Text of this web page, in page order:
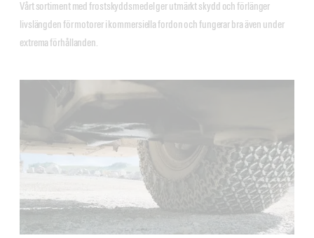
Vårt sortiment med frostskyddsmedel ger utmärkt skydd och förlänger
livslängden för motorer i kommersiella fordon och fungerar bra även under
extrema förhållanden.